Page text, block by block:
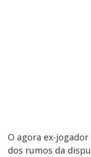
O agora ex-
dos rumos da